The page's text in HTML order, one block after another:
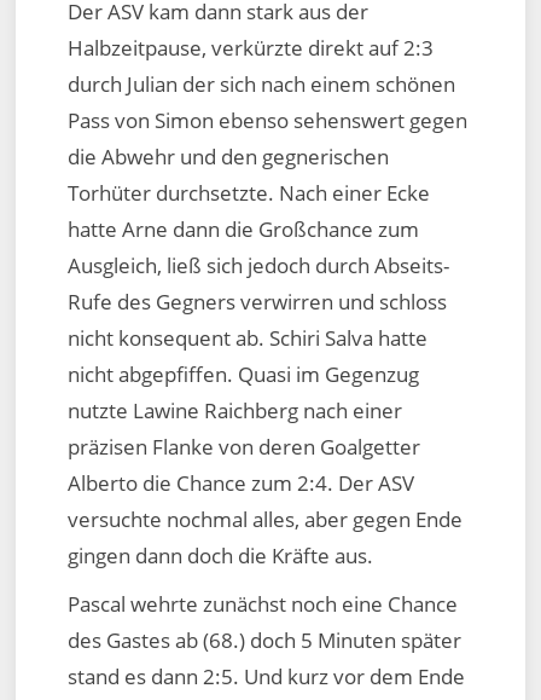
Der ASV kam dann stark aus der
Halbzeitpause, verkürzte direkt auf 2:3
durch Julian der sich nach einem schönen
Pass von Simon ebenso sehenswert gegen
die Abwehr und den gegnerischen
Torhüter durchsetzte. Nach einer Ecke
hatte Arne dann die Großchance zum
Ausgleich, ließ sich jedoch durch Abseits-
Rufe des Gegners verwirren und schloss
nicht konsequent ab. Schiri Salva hatte
nicht abgepfiffen. Quasi im Gegenzug
nutzte Lawine Raichberg nach einer
präzisen Flanke von deren Goalgetter
Alberto die Chance zum 2:4. Der ASV
versuchte nochmal alles, aber gegen Ende
gingen dann doch die Kräfte aus.
Pascal wehrte zunächst noch eine Chance
des Gastes ab (68.) doch 5 Minuten später
stand es dann 2:5. Und kurz vor dem Ende